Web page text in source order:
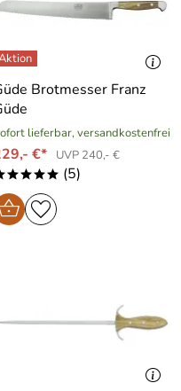
Brotmesser Franz
lieferbar, versandkostenfrei
€* UVP 240,- €
(5)